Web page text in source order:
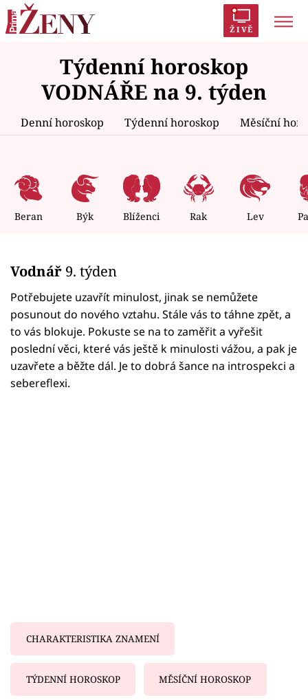
ŽIVĚ
Polabí Inspekce Prostřeno!
AYTO?
Módní alarm
Zrádci Proměny
Témata
Celebrity
Seriály
Horoskopy
Sledujte prima+
Filmový festival Karlovy Vary
Týdenní horoskop
VODNÁŘE na 9. týden
Denní horoskop Týdenní horoskop Měsíční
Beran Býk Blíženci Rak Lev
Vodnář 9. týden
Potřebujete uzavřít minulost, jinak se nemůžete
posunout do nového vztahu. Stále vás to táhne zpět, a
to vás blokuje. Pokuste se na to zaměřit a vyřešit
poslední věci, které vás ještě k minulosti vážou, a pak je
uzavřete a běžte dál. Je to dobrá šance na introspekci a
sebereflexi.
CHARAKTERISTIKA ZNAMENÍ
TÝDENNÍ HOROSKOP MĚSÍČNÍ HOROSKOP